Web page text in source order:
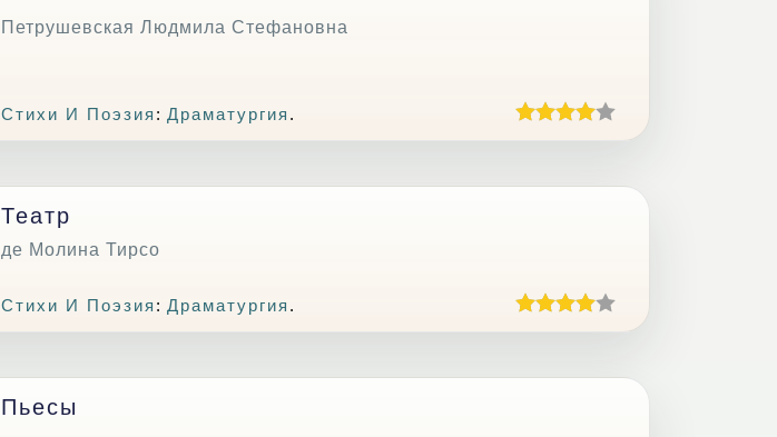
Петрушевская Людмила Стефановна
Стихи И Поэзия : Драматургия .
Театр
де Молина Тирсо
Стихи И Поэзия : Драматургия .
Пьесы